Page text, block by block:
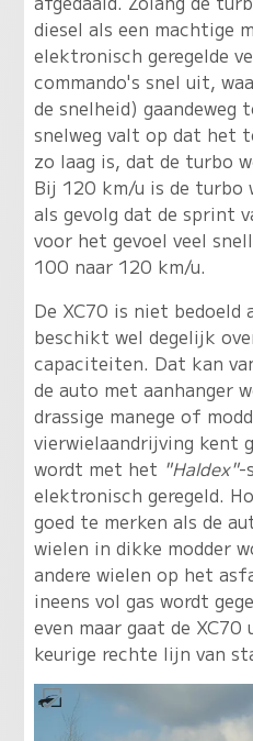
diesel als een machtige
elektronisch geregelde
commando's snel uit,
de snelheid) gaandeweg
snelweg valt op dat het
zo laag is, dat de turbo
Bij 120 km/u is de
als gevolg dat de sprint
voor het gevoel veel
100 naar 120 km/u.
De XC70 is niet bedoeld
beschikt wel degelijk
capaciteiten. Dat kan
de auto met aanhanger
drassige manege of
vierwielaandrijving kent
wordt met het "Haldex"-
elektronisch geregeld.
goed te merken als de
wielen in dikke modder
andere wielen op het
ineens vol gas wordt
even maar gaat de
keurige rechte lijn van